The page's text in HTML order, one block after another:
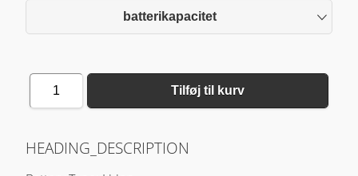
batterikapacitet
1 Tilføj til kurv
HEADING_DESCRIPTION